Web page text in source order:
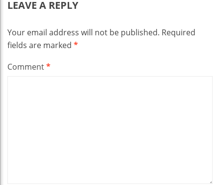
LEAVE A REPLY
Your email address will not be published. Required
fields are marked *
Comment*